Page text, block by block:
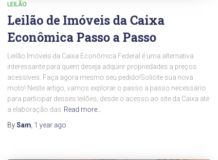
LEILÃO
Leilão de Imóveis da Caixa
Econômica Passo a Passo
Leilão Imóveis da Caixa Econômica Federal é uma alternativa
interessante para quem deseja adquirir propriedades a preços
acessíveis. Faça agora mesmo seu pedido!Solicite sua nova
moto! Neste artigo, vamos explorar o passo a passo necessário
para participar desses leilões, desde o acesso ao site da Caixa até
a elaboração das Read more…
BySam 1 year ago